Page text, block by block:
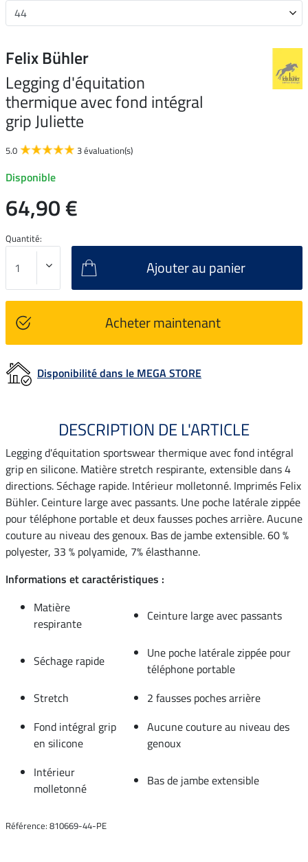
Felix Bühler
Legging d'équitation
thermique avec fond intégral
grip Juliette
5.0 3 évaluation(s)
Disponible
64,90 €
Quantité:
Ajouter au panier
Acheter maintenant
Disponibilité dans le MEGA STORE
DESCRIPTION DE L'ARTICLE
Legging d'équitation sportswear thermique avec fond intégral
grip en silicone. Matière stretch respirante, extensible dans 4
directions. Séchage rapide. Intérieur molletonné. Imprimés Felix
Bühler. Ceinture large avec passants. Une poche latérale zippée
pour téléphone portable et deux fausses poches arrière. Aucune
couture au niveau des genoux. Bas de jambe extensible. 60 %
polyester, 33 % polyamide, 7% élasthanne.
Informations et caractéristiques :
Matière
respirante
Ceinture large avec passants
Séchage rapide
Une poche latérale zippée pour
téléphone portable
Stretch
2 fausses poches arrière
Fond intégral grip
en silicone
Aucune couture au niveau des
genoux
Intérieur
molletonné
Bas de jambe extensible
Référence: 810669-44-PE